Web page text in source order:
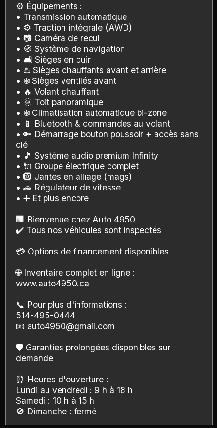
⚙️ Équipements :
• Transmission automatique
• ⚙️ Traction intégrale (AWD)
• 📷 Caméra de recul
• 🧭 Système de navigation
• 🛋️ Sièges en cuir
• ♨️ Sièges chauffants avant et arrière
• ❄️ Sièges ventilés avant
• 🔥 Volant chauffant
• 🌞 Toit panoramique
• ❄️ Climatisation automatique bi-zone
• 📱 Bluetooth & commandes au volant
• 🔑 Démarrage bouton poussoir + accès sans
clé
• 🎵 Système audio premium Infinity
• 🔌 Groupe électrique complet
• 🛞 Jantes en alliage (mags)
• 🚗 Régulateur de vitesse
• ➕ Et plus encore
🏢 Bienvenue chez Auto 4950
✔️ Tous nos véhicules sont inspectés
💳 Options de financement disponibles
🌐 Inventaire complet en ligne :
www.auto4950.ca
📞 Pour plus d'informations :
514-495-0444
📧 auto4950@gmail.com
🛡️ Garanties prolongées disponibles sur
demande
⏰ Heures d'ouverture :
Lundi au vendredi : 9 h à 18 h
Samedi : 10 h à 15 h
🚫 Dimanche : fermé